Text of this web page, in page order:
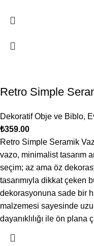
Retro Simple
Dekoratif Obje ve Biblo,
₺359.00
Retro Simple Seramik
vazo, minimalist tasarım
seçim; az ama öz
tasarımıyla dikkat çeken
dekorasyonuna sade bir
malzemesi sayesinde
dayanıklılığı ile ön plana